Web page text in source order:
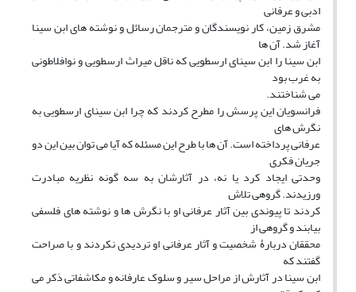
ادبی و عرفانی
مشرق زمین، کار نویسندگان و مترجمان رسائل و نوشته های ابن سینا
آغاز شد. آن ها
ابن سینا را ابن سینای ارسطویی که ناقل میراث ارسطویی و نوافلاطونی
به غرب بود
می شناختند.
فرانسویان این پرسش را مطرح کردند که چرا ابن سینای ارسطویی به
نگرش های
عرفانی پرداخته است. آن ها با طرح این مسئله که آیا می توان بین این دو
جریان فکری
وحدتی ایجاد کرد یا نه، در آثارشان به سه گونه نظریه مبادرت
ورزیدند. گروهی تلاش
کردند تا پیوندی بین آثار عرفانی او با نگرش ها و نوشته های فلسفی
بیابند و گروهی از
محققان دربارۀ شخصیت و آثار عرفانی او تردیدی نکردند و با صراحت
گفتند که
ابن سینا در آثارش از مراحل سیر و سلوک عارفانه و مکاشفاتی ذکر می